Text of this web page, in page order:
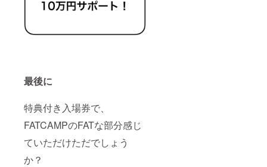
最後に
特典付き入場券で、
FATCAMPのFATな部分感じ
ていただけただでしょう
か？